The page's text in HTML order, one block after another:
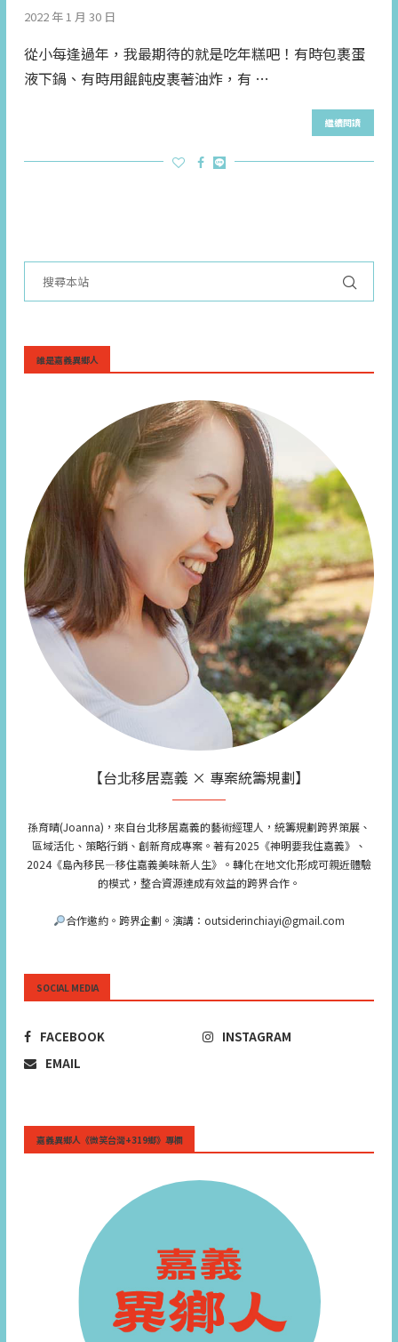
2022 年 1 月 30 日
從小每逢過年，我最期待的就是吃年糕吧！有時包裹蛋
液下鍋、有時用餛飩皮裹著油炸，有 …
繼續閱讀
誰是嘉義異鄉人
【台北移居嘉義 × 專案統籌規劃】
孫育晴(Joanna)，來自台北移居嘉義的藝術經理人，統籌規劃跨界策展、
區域活化、策略行銷、創新育成專案。著有2025《神明要我住嘉義》、
2024《島內移民—移住嘉義美味新人生》。轉化在地文化形成可親近體驗
的模式，整合資源達成有效益的跨界合作。
合作邀約。跨界企劃。演講：outsiderinchiayi@gmail.com
SOCIAL MEDIA
FACEBOOK
INSTAGRAM
EMAIL
嘉義異鄉人《微笑台灣+319鄉》專欄